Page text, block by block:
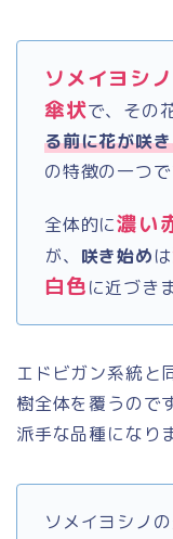
ソメイヨシノ
傘状で、その
る前に花が咲
の特徴の一つで
全体的に濃い
が、 咲き始めは
白色に近づき
エドビガン系統と
樹全体を覆うので
派手な品種になり
ソメイヨシノ